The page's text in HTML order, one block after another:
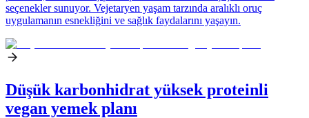
seçenekler sunuyor. Vejetaryen yaşam tarzında aralıklı oruç
uygulamanın esnekliğini ve sağlık faydalarını yaşayın.
Düşük karbonhidrat yüksek proteinli
vegan yemek planı